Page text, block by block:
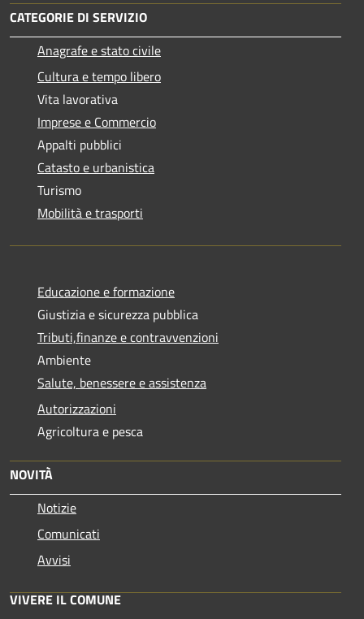
CATEGORIE DI SERVIZIO
Anagrafe e stato civile
Cultura e tempo libero
Vita lavorativa
Imprese e Commercio
Appalti pubblici
Catasto e urbanistica
Turismo
Mobilità e trasporti
Educazione e formazione
Giustizia e sicurezza pubblica
Tributi,finanze e contravvenzioni
Ambiente
Salute, benessere e assistenza
Autorizzazioni
Agricoltura e pesca
NOVITÀ
Notizie
Comunicati
Avvisi
VIVERE IL COMUNE